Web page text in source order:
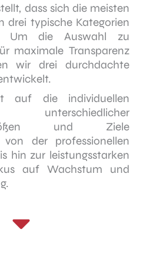
dass sich die meisten
drei typische Kategorien
Um die Auswahl zu
maximale Transparenz
wir drei durchdachte
auf die individuellen
unterschiedlicher
und Ziele
der professionellen
hin zur leistungsstarken
auf Wachstum und